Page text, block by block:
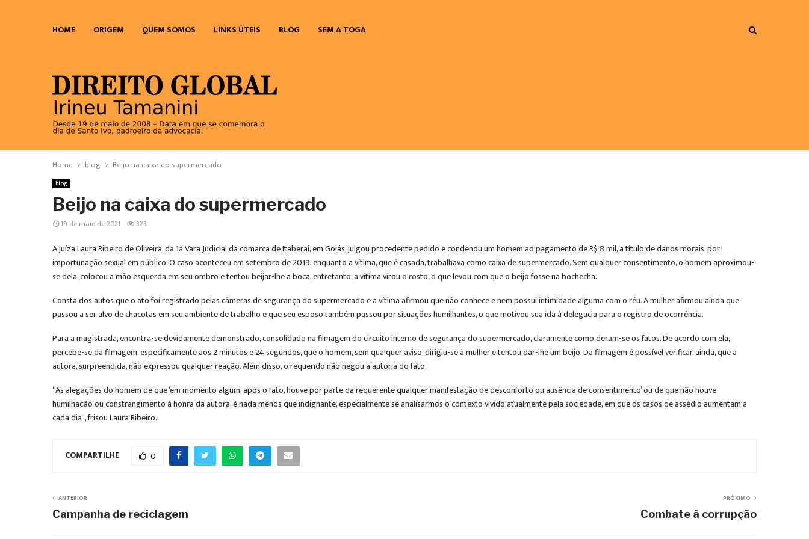
HOME ORIGEM QUEM SOMOS LINKS ÚTEIS BLOG SEM A TOGA
Home blog Beijo na caixa do supermercado
blog
Beijo na caixa do supermercado
19 de maio de 2021 323
A juíza Laura Ribeiro de Oliveira, da 1a Vara Judicial da comarca de Itaberaí, em Goiás, julgou procedente pedido e condenou um homem ao pagamento de R$ 8 mil, a título de danos morais, por
importunação sexual em público. O caso aconteceu em setembro de 2019, enquanto a vítima, que é casada, trabalhava como caixa de supermercado. Sem qualquer consentimento, o homem aproximou-
se dela, colocou a mão esquerda em seu ombro e tentou beijar-lhe a boca, entretanto, a vítima virou o rosto, o que levou com que o beijo fosse na bochecha.
Consta dos autos que o ato foi registrado pelas câmeras de segurança do supermercado e a vítima afirmou que não conhece e nem possui intimidade alguma com o réu. A mulher afirmou ainda que
passou a ser alvo de chacotas em seu ambiente de trabalho e que seu esposo também passou por situações humilhantes, o que motivou sua ida à delegacia para o registro de ocorrência.
Para a magistrada, encontra-se devidamente demonstrado, consolidado na filmagem do circuito interno de segurança do supermercado, claramente como deram-se os fatos. De acordo com ela,
percebe-se da filmagem, especificamente aos 2 minutos e 24 segundos, que o homem, sem qualquer aviso, dirigiu-se à mulher e tentou dar-lhe um beijo. Da filmagem é possível verificar, ainda, que a
autora, surpreendida, não expressou qualquer reação. Além disso, o requerido não negou a autoria do fato.
“As alegações do homem de que ‘em momento algum, após o fato, houve por parte da requerente qualquer manifestação de desconforto ou ausência de consentimento’ ou de que não houve
humilhação ou constrangimento à honra da autora, é nada menos que indignante, especialmente se analisarmos o contexto vivido atualmente pela sociedade, em que os casos de assédio aumentam a
cada dia”, frisou Laura Ribeiro.
COMPARTILHE 0
ANTERIOR
Campanha de reciclagem
PRÓXIMO
Combate à corrupção